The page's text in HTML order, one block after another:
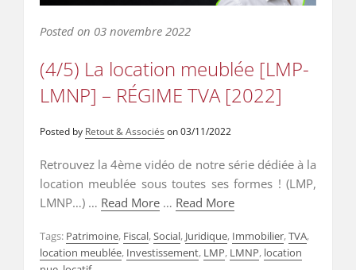
Posted on 03 novembre 2022
(4/5) La location meublée [LMP-
LMNP] – RÉGIME TVA [2022]
Posted by Retout & Associés on03/11/2022
Retrouvez la 4ème vidéo de notre série dédiée à la
location meublée sous toutes ses formes ! (LMP,
LMNP…) … Read More … Read More
Tags: Patrimoine, Fiscal,Social, Juridique, Immobilier,TVA,
location meublée, Investissement, LMP, LMNP, location